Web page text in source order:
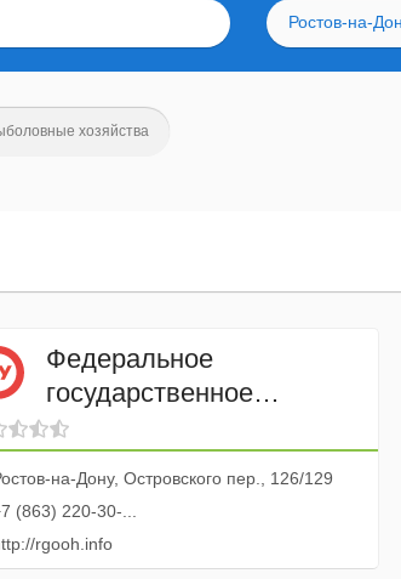
Ростов-на-
хозяйства
Федеральное
государственное
бюджетное учреждение
Ростовское
государственное
опытное охотничье
хозяйство
на-Дону, Островского пер., 126/129
(863) 220-30-...
rgooh.info